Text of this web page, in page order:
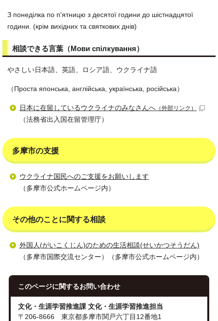
З понеділка по п'ятницю з десятої години до шістнадцятої
години. (крім вихідних та святкових днів)
相談できる言葉（Мови спілкування）
やさしい日本語、英語、ロシア語、ウクライナ語
（Проста японська, англійська, українська, російська）
日本に在留しているウクライナのみなさんへ （外部リンク）
（法務省出入国在留管理庁）
多摩市の支援
ウクライナ国民へのご支援をお願いします
（多摩市公式ホームページ内）
その他のことに関する相談
外国人(がいこくじん)のための生活相談(せいかつそうだん)
（多摩市国際交流センター）（多摩市公式ホームページ内）
このページに関するお問い合わせ
文化・生涯学習推進課 文化・生涯学習推進担当
〒206-8666 東京都多摩市関戸六丁目12番地1